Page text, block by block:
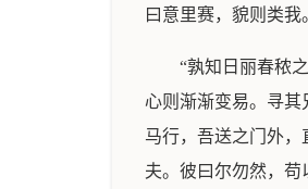
曰意里赛，貌则类
“孰知日丽春秾
心则渐渐变易。寻
马行，吾送之门外
夫。彼曰尔勿然，